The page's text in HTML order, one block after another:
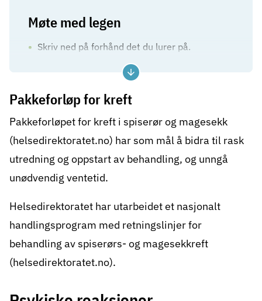
Møte med legen
Skriv ned på forhånd det du lurer på.
Ta med deg noen – det kan være lett å
glemme det som blir sagt.
Oppsummer det dere har snakket om før du
går fra legen. Da kan eventuelle
misforståelser korrigeres.
Pakkeforløp for kreft
Pakkeforløpet for kreft i spiserør og magesekk
(helsedirektoratet.no) har som mål å bidra til rask
utredning og oppstart av behandling, og unngå
unødvendig ventetid.
Helsedirektoratet har utarbeidet et nasjonalt
handlingsprogram med retningslinjer for
behandling av spiserørs- og magesekkreft
(helsedirektoratet.no).